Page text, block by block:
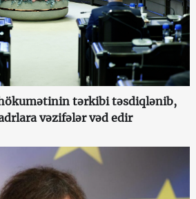
tərkibi təsdiqlənib,
vəzifələr vəd edir